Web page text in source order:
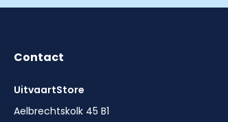
Contact
UitvaartStore
Aelbrechtskolk 45 B1